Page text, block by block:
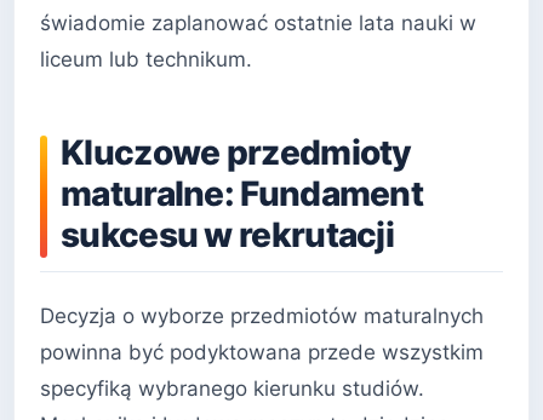
świadomie zaplanować ostatnie lata nauki w
liceum lub technikum.
Kluczowe przedmioty
maturalne: Fundament
sukcesu w rekrutacji
Decyzja o wyborze przedmiotów maturalnych
powinna być podyktowana przede wszystkim
specyfiką wybranego kierunku studiów.